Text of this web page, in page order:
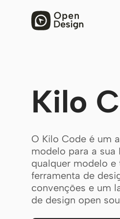
Kilo
O Kilo Code é um
modelo para a
qualquer modelo e
ferramenta de
convenções e um
de design open